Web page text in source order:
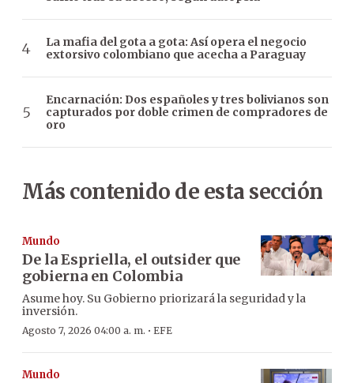
La mafia del gota a gota: Así opera el negocio
extorsivo colombiano que acecha a Paraguay
Encarnación: Dos españoles y tres bolivianos son
capturados por doble crimen de compradores de
oro
Más contenido de esta sección
Mundo
De la Espriella, el outsider que
gobierna en Colombia
Asume hoy. Su Gobierno priorizará la seguridad y la
inversión.
Agosto 7, 2026 04:00 a. m. · EFE
Mundo